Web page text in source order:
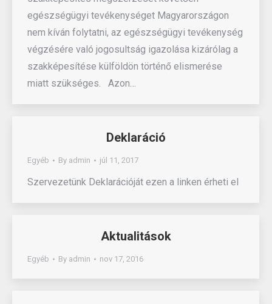
egészségügyi tevékenységet Magyarországon
nem kíván folytatni, az egészségügyi tevékenység
végzésére való jogosultság igazolása kizárólag a
szakképesítése külföldön történő elismerése
miatt szükséges. Azon…
Deklaráció
Egyéb By admin júl 11, 2017
Szervezetünk Deklarációját ezen a linken érheti el
Aktualitások
Egyéb By admin nov 17, 2016